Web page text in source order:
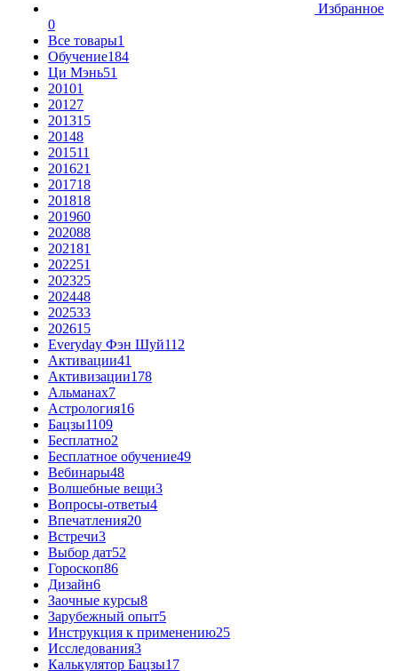
Избранное
0
Все товары1
Обучение184
Ци Мэнь51
20101
20127
201315
20148
201511
201621
201718
201818
201960
202088
202181
202251
202325
202448
202533
202615
Everyday Фэн Шуй112
Активации41
Активизации178
Альманах7
Астрология16
Бацзы1109
Бесплатно2
Бесплатное обучение49
Вебинары48
Волшебные вещи3
Вопросы-ответы4
Впечатления20
Встречи3
Выбор дат52
Гороскоп86
Дизайн6
Заочные курсы8
Зарубежный опыт5
Инструкция к применению25
Исследования3
Калькулятор Бацзы17